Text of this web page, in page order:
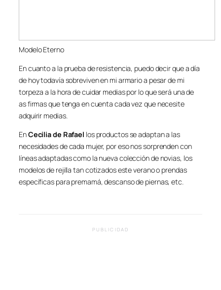
Modelo Eterno
En cuanto a la prueba de resistencia, puedo decir que a día
de hoy todavía sobreviven en mi armario a pesar de mi
torpeza a la hora de cuidar medias por lo que será una de
as firmas que tenga en cuenta cada vez que necesite
adquirir medias.
EnCecilia de Rafael los productos se adaptan a las
necesidades de cada mujer, por eso nos sorprenden con
líneas adaptadas como la nueva colección de novias, los
modelos de rejilla tan cotizados este verano o prendas
específicas para premamá, descanso de piernas, etc.
PUBLICIDAD